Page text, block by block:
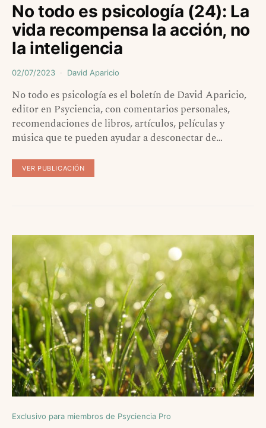
No todo es psicología (24): La
vida recompensa la acción, no
la inteligencia
02/07/2023 David Aparicio
No todo es psicología es el boletín de David Aparicio,
editor en Psyciencia, con comentarios personales,
recomendaciones de libros, artículos, películas y
música que te pueden ayudar a desconectar de…
VER PUBLICACIÓN
Exclusivo para miembros de Psyciencia Pro